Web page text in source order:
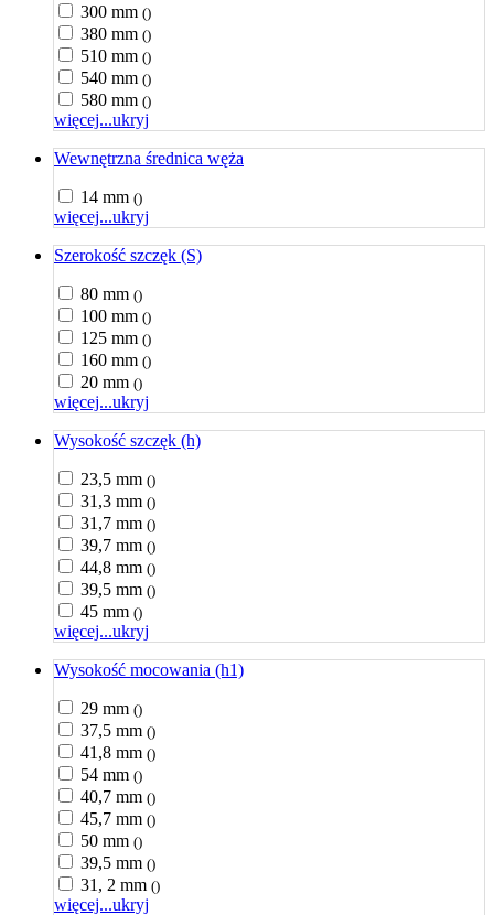
300 mm ()
380 mm ()
510 mm ()
540 mm ()
580 mm ()
więcej...ukryj
Wewnętrzna średnica węża
14 mm ()
więcej...ukryj
Szerokość szczęk (S)
80 mm ()
100 mm ()
125 mm ()
160 mm ()
20 mm ()
więcej...ukryj
Wysokość szczęk (h)
23,5 mm ()
31,3 mm ()
31,7 mm ()
39,7 mm ()
44,8 mm ()
39,5 mm ()
45 mm ()
więcej...ukryj
Wysokość mocowania (h1)
29 mm ()
37,5 mm ()
41,8 mm ()
54 mm ()
40,7 mm ()
45,7 mm ()
50 mm ()
39,5 mm ()
31, 2 mm ()
więcej...ukryj